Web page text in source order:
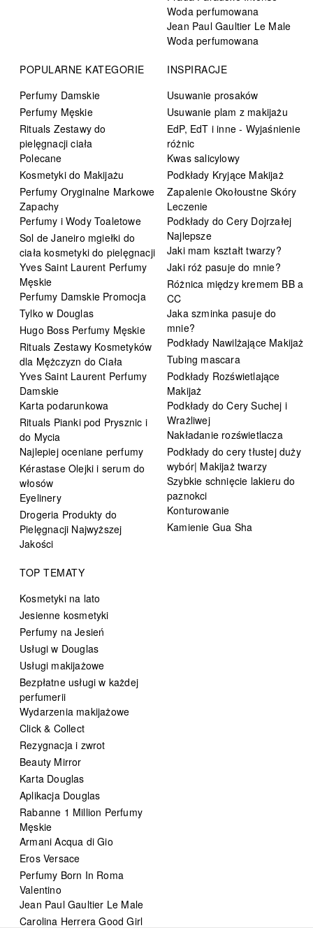
Woda perfumowana
Jean Paul Gaultier Le Male
Woda perfumowana
POPULARNE KATEGORIE
Perfumy Damskie
Perfumy Męskie
Rituals Zestawy do
pielęgnacji ciała
Polecane
Kosmetyki do Makijażu
Perfumy Oryginalne Markowe
Zapachy
Perfumy i Wody Toaletowe
Sol de Janeiro mgiełki do
ciała kosmetyki do pielęgnacji
Yves Saint Laurent Perfumy
Męskie
Perfumy Damskie Promocja
Tylko w Douglas
Hugo Boss Perfumy Męskie
Rituals Zestawy Kosmetyków
dla Mężczyzn do Ciała
Yves Saint Laurent Perfumy
Damskie
Karta podarunkowa
Rituals Pianki pod Prysznic i
do Mycia
Najlepiej oceniane perfumy
Kérastase Olejki i serum do
włosów
Eyelinery
Drogeria Produkty do
Pielęgnacji Najwyższej
Jakości
INSPIRACJE
Usuwanie prosaków
Usuwanie plam z makijażu
EdP, EdT i inne - Wyjaśnienie
różnic
Kwas salicylowy
Podkłady Kryjące Makijaż
Zapalenie Okołoustne Skóry
Leczenie
Podkłady do Cery Dojrzałej
Najlepsze
Jaki mam kształt twarzy?
Jaki róż pasuje do mnie?
Różnica między kremem BB a
CC
Jaka szminka pasuje do
mnie?
Podkłady Nawilżające Makijaż
Tubing mascara
Podkłady Rozświetlające
Makijaż
Podkłady do Cery Suchej i
Wrażliwej
Nakładanie rozświetlacza
Podkłady do cery tłustej duży
wybór| Makijaż twarzy
Szybkie schnięcie lakieru do
paznokci
Konturowanie
Kamienie Gua Sha
TOP TEMATY
Kosmetyki na lato
Jesienne kosmetyki
Perfumy na Jesień
Usługi w Douglas
Usługi makijażowe
Bezpłatne usługi w każdej
perfumerii
Wydarzenia makijażowe
Click & Collect
Rezygnacja i zwrot
Beauty Mirror
Karta Douglas
Aplikacja Douglas
Rabanne 1 Million Perfumy
Męskie
Armani Acqua di Gio
Eros Versace
Perfumy Born In Roma
Valentino
Jean Paul Gaultier Le Male
Carolina Herrera Good Girl